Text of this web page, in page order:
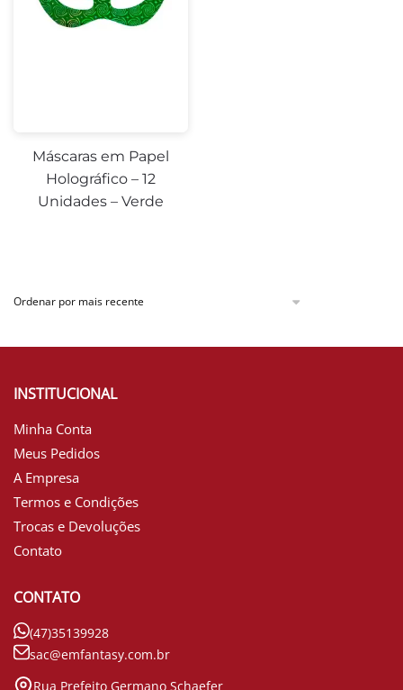
Máscaras em Papel
Holográfico – 12
Unidades – Verde
INSTITUCIONAL
Minha Conta
Meus Pedidos
A Empresa
Termos e Condições
Trocas e Devoluções
Contato
CONTATO
(47)35139928
sac@emfantasy.com.br
Rua Prefeito Germano Schaefer